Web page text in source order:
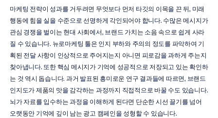
마케팅 전략이 성과를 거두려면 무엇보다 먼저 타깃의 이목을 끈 뒤, 미래
행동에 힘을 실을 수준으로 선명하게 각인되어야 합니다. 수많은 메시지가
관심 경쟁을 벌이는 현대 사회에서, 브랜드 가치는 소음 속으로 쉽게 사라
질 수 있습니다. 뉴로마케팅 툴은 인지 부하와 주의의 정도를 파악하여 기
획된 전달 사항이 인상적으로 주어지는지 아니면 피로감을 과하게 주는지
찾아냅니다. 또한 핵심 메시지가 기억에 성공적으로 저장되고 있는 확인하
는 것 역시 돕습니다. 과거 발표된 흥미로운 연구 결과들에 따르면, 브랜드
인지도가 제품의 맛을 감각하는 과정까지 직접적으로 바꿀 수도 있습니다.
뇌가 자료를 입수하는 과정을 이해하게 된다면 단순한 시선 끌기를 넘어
오랫동안 기억에 깊이 남는 광고 캠페인을 성형할 수 있습니다.